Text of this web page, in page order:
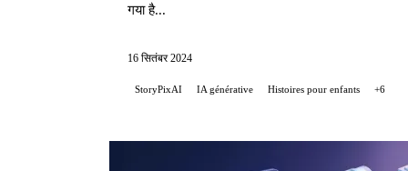
गया है...
16 सितंबर 2024
StoryPixAI IA générative Histoires pour enfants +6